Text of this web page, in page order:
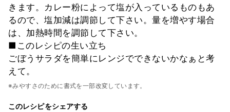
きます。カレー粉によって塩が入っているものもあ
るので、塩加減は調節して下さい。量を増やす場合
は、加熱時間を調節して下さい。
■このレシピの生い立ち
ごぼうサラダを簡単にレンジでできないかなぁと考
えて。
※みやすさのために書式を一部改変しています。
このレシピをシェアする